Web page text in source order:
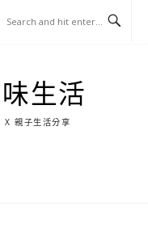
生活
X 親子生活分享